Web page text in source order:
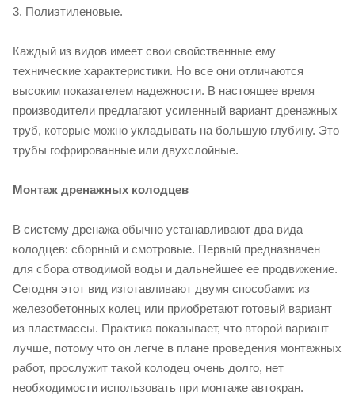
3. Полиэтиленовые.
Каждый из видов имеет свои свойственные ему
технические характеристики. Но все они отличаются
высоким показателем надежности. В настоящее время
производители предлагают усиленный вариант дренажных
труб, которые можно укладывать на большую глубину. Это
трубы гофрированные или двухслойные.
Монтаж дренажных колодцев
В систему дренажа обычно устанавливают два вида
колодцев: сборный и смотровые. Первый предназначен
для сбора отводимой воды и дальнейшее ее продвижение.
Сегодня этот вид изготавливают двумя способами: из
железобетонных колец или приобретают готовый вариант
из пластмассы. Практика показывает, что второй вариант
лучше, потому что он легче в плане проведения монтажных
работ, прослужит такой колодец очень долго, нет
необходимости использовать при монтаже автокран.